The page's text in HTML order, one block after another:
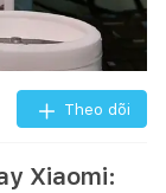
Theo dõi
Xiaomi: